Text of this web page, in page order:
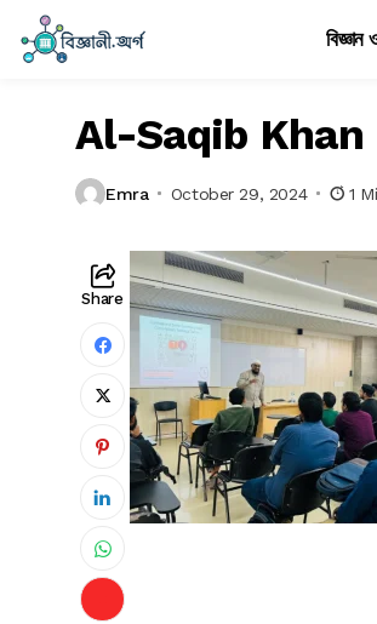
Al-Saqib Khan
Emra October 29, 2024 1
Share